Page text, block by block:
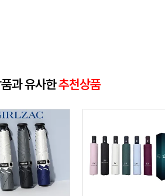
과 유사한추천상품